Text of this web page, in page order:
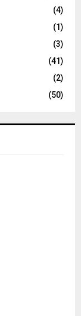
(4)
(1)
(3)
(41)
(2)
(50)